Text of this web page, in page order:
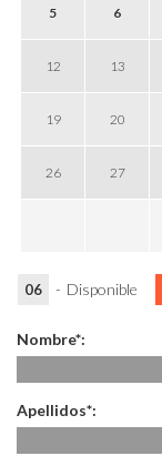
5 6
12 13
19 20
26 27
06 - Disponible
Nombre*:
Apellidos*: